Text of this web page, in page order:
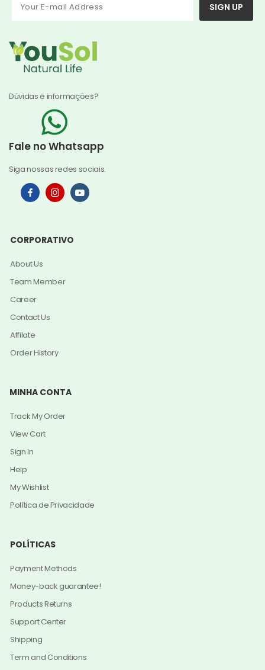
SIGN UP
Dúvidas e informações?
Fale no Whatsapp
Siga nossas redes sociais.
CORPORATIVO
About Us
Team Member
Career
Contact Us
Affilate
Order History
MINHA CONTA
Track My Order
View Cart
Sign In
Help
My Wishlist
Política de Privacidade
POLÍTICAS
Payment Methods
Money-back guarantee!
Products Returns
Support Center
Shipping
Term and Conditions